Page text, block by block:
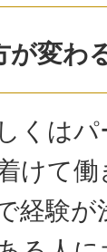
が変わ
くは
けて
経験